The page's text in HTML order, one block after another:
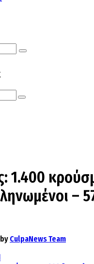
1.400
–
by CulpaNews Team